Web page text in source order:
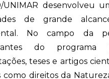
UNIMAR desenvolveu
de grande
No campo da
do programa
teses e artigos
como direitos da